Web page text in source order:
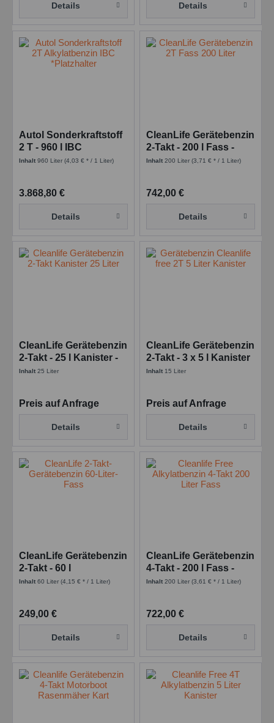
Details Details
Autol Sonderkraftstoff
2 T - 960 l IBC
Inhalt960 Liter(4,03 € * / 1 Liter)
3.868,80 €
Details
CleanLife Gerätebenzin
2-Takt - 200 l Fass -
Sonderkraftstoffe
Inhalt200 Liter(3,71 € * / 1 Liter)
742,00 €
Details
CleanLife Gerätebenzin
2-Takt - 25 l Kanister -
Sonderkraftstoffe
Inhalt25 Liter
Preis auf Anfrage
Details
CleanLife Gerätebenzin
2-Takt - 3 x 5 l Kanister
- Sonderkraftstoffe
Inhalt 15 Liter
Preis auf Anfrage
Details
CleanLife Gerätebenzin
2-Takt - 60 l
Garagenfass -
Inhalt60 Liter(4,15 € * / 1 Liter)
249,00 €
Details
CleanLife Gerätebenzin
4-Takt - 200 l Fass -
Sonderkraftstoffe
Inhalt200 Liter(3,61 € * / 1 Liter)
722,00 €
Details